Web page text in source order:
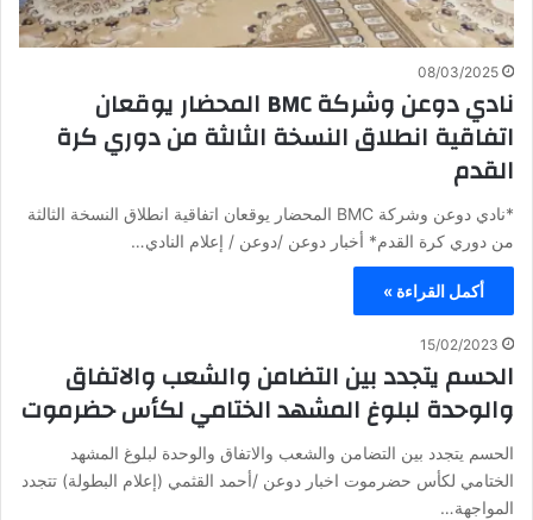
08/03/2025
نادي دوعن وشركة BMC المحضار يوقعان
اتفاقية انطلاق النسخة الثالثة من دوري كرة
القدم
*نادي دوعن وشركة BMC المحضار يوقعان اتفاقية انطلاق النسخة الثالثة
من دوري كرة القدم* أخبار دوعن /دوعن / إعلام النادي…
أكمل القراءة »
15/02/2023
الحسم يتجدد بين التضامن والشعب والاتفاق
والوحدة لبلوغ المشهد الختامي لكأس حضرموت
الحسم يتجدد بين التضامن والشعب والاتفاق والوحدة لبلوغ المشهد
الختامي لكأس حضرموت اخبار دوعن /أحمد القثمي (إعلام البطولة) تتجدد
المواجهة…